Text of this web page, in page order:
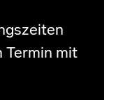
Termin mit